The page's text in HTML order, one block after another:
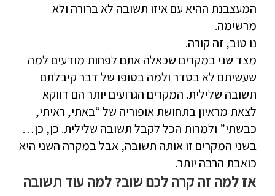
המעצבנת ההיא עם איזו תשובה לא ברורה ולא
מרשימה.
נו טוב, זה קורה.
מצד שני במקרים שכאלה אתם לפחות מודעים למה
שעשיתם לא בסדר ולמה בסופו של דבר קיבלתם
תשובה שלילית. המקרים הגרועים יותר הם דווקא
לצאת מראיון בתחושת אופוריה של “באתי, ראיתי,
כבשתי” ולמרות הכל לקבל תשובה שלילית. כן, כן…
בשני המקרים זו אותה תשובה, אבל במקרה השני היא
כואבת הרבה יותר.
אז למה זה קרה לכם שוב? למה עוד תשובה